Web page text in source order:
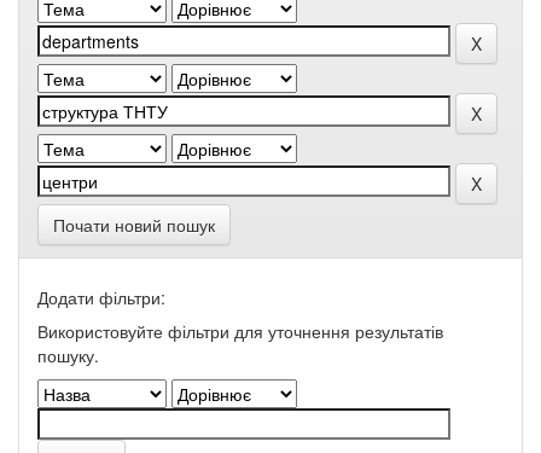
Почати новий пошук
Додати фільтри:
Використовуйте фільтри для уточнення результатів
пошуку.